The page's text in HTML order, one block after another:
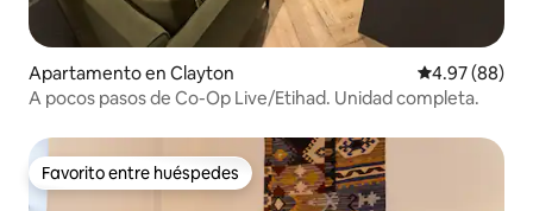
Apartamento en Clayton Calificación
4.97 (88)
A pocos pasos de Co-Op Live/Etihad. Unidad completa.
Favorito entre huéspedes
Favorito entre huéspedes